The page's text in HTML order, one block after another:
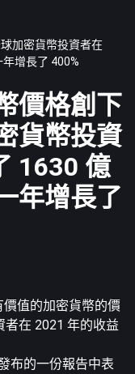
加密貨幣投資者在
增長了 400%
價格創下
貨幣投資
1630 億
年增長了
值的加密貨幣的價
在 2021 年的收益
布的一份報告中表